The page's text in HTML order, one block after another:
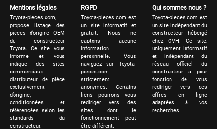
Mentions légales
Toyota-pieces.com,
propose listage des
pièces d’origine OEM
du constructeur
Toyota. Ce site vous
informe et vous
indique des sites
commerciaux
distributeur de pièce
exclusivement
d’origine,
conditionnées et
référencées selon les
standards du
constructeur.
RGPD
Toyota-pieces.com est
un site informatif et
gratuit. Nous ne
captons aucune
information
personnelle. Vous
naviguez sur Toyota-
pieces.com
strictement
anonymes. Certains
liens, pourrons vous
rediriger vers des
sites dont le
fonctionnement peut
être différent.
Qui sommes nous ?
Toyota-pieces.com est
un site indépendant du
constructeur hébergé
chez OVH. Ce site,
uniquement informatif
et indépendant du
réseau officiel du
constructeur a pour
fonction de vous
rediriger vers des
offres en ligne
adaptées à vos
recherches.